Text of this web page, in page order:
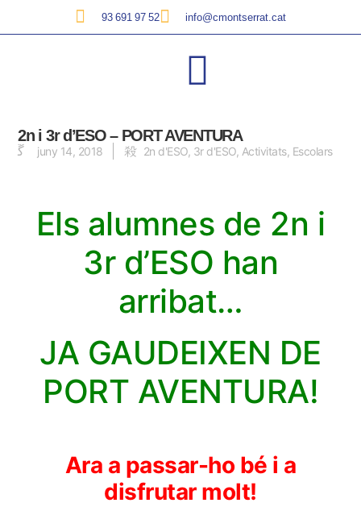
93 691 97 52 info@cmontserrat.cat
2n i 3r d’ESO – PORT AVENTURA
juny 14, 2018 2n d'ESO, 3r d'ESO, Activitats, Escolars
Els alumnes de 2n i
3r d’ESO han
arribat…
JA GAUDEIXEN DE
PORT AVENTURA!
Ara a passar-ho bé i a
disfrutar molt!